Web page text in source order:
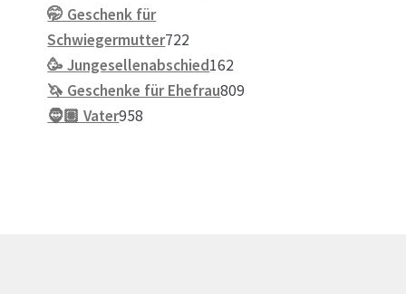
🤭 Geschenk für
Schwiegermutter722
Produkte
🥳 Jungesellenabschied162
Produkte
🦄 Geschenke für Ehefrau809
🧔🏽 Vater958